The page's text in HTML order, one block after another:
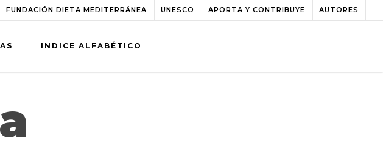
FUNDACIÓN DIETA MEDITERRÁNEA UNESCO APORTA Y CONTRIBUYE AUTORES
INDICE ALFABÉTICO